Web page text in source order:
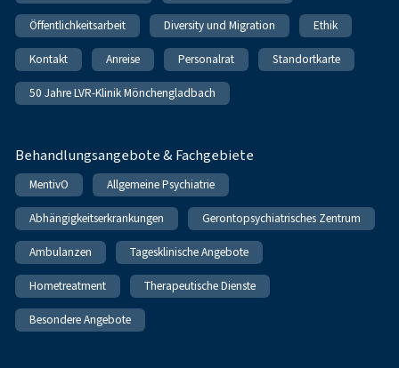
Öffentlichkeitsarbeit Diversity und Migration Ethik
Kontakt Anreise Personalrat Standortkarte
50 Jahre LVR-Klinik Mönchengladbach
Behandlungsangebote & Fachgebiete
MentivO Allgemeine Psychiatrie
Abhängigkeitserkrankungen Gerontopsychiatrisches Zentrum
Ambulanzen Tagesklinische Angebote
Hometreatment Therapeutische Dienste
Besondere Angebote